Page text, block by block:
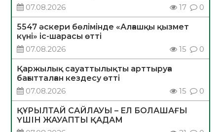
07.08.2026
17 0
5547 әскери бөлімінде «Алғашқы қызмет
күні» іс-шарасы өтті
07.08.2026
15 0
Қаржылық сауаттылықты арттыруға
бағытталған кездесу өтті
07.08.2026
15 0
ҚҰРЫЛТАЙ САЙЛАУЫ – ЕЛ БОЛАШАҒЫ
ҮШІН ЖАУАПТЫ ҚАДАМ